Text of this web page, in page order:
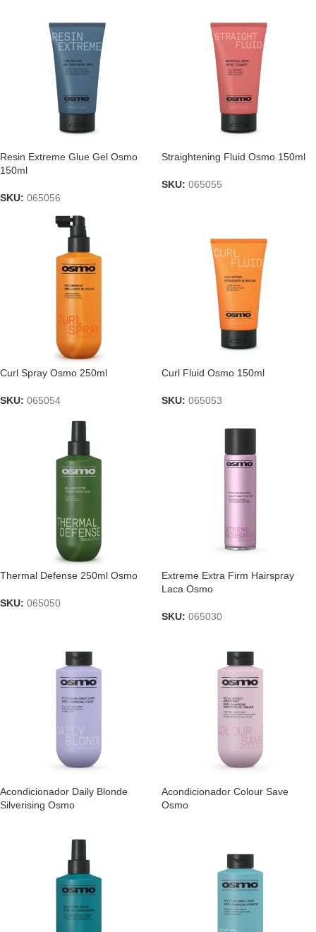
Resin Extreme Glue Gel Osmo
150ml
SKU: 065056
Straightening Fluid Osmo 150ml
SKU: 065055
Curl Spray Osmo 250ml
SKU: 065054
Curl Fluid Osmo 150ml
SKU: 065053
Thermal Defense 250ml Osmo
SKU: 065050
Extreme Extra Firm Hairspray
Laca Osmo
SKU: 065030
Acondicionador Daily Blonde
Silverising Osmo
Acondicionador Colour Save
Osmo